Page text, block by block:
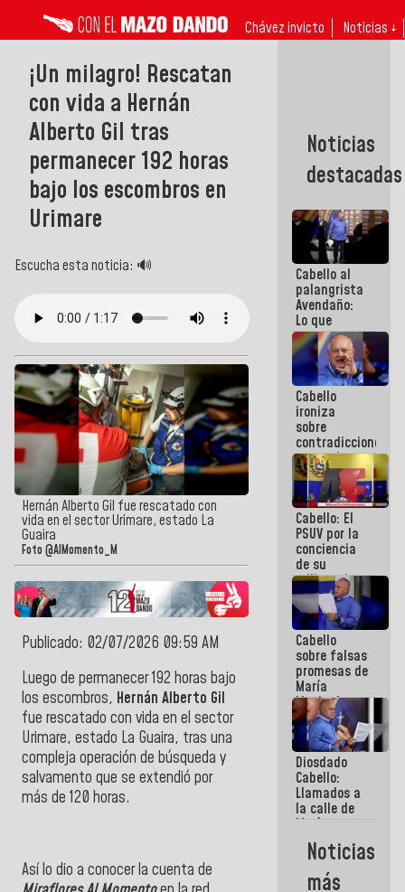
Chávez invicto Noticias ↓
¡Un milagro! Rescatan
con vida a Hernán
Alberto Gil tras
permanecer 192 horas
bajo los escombros en
Urimare
Escucha esta noticia: 🔊
Hernán Alberto Gil fue rescatado con
vida en el sector Urimare, estado La
Guaira
Foto @AlMomento_M
Publicado: 02/07/2026 09:59 AM
Luego de permanecer 192 horas bajo
los escombros, Hernán Alberto Gil
fue rescatado con vida en el sector
Urimare, estado La Guaira, tras una
compleja operación de búsqueda y
salvamento que se extendió por
más de 120 horas.
Así lo dio a conocer la cuenta de
Noticias
destacadas
Cabello al
palangrista
Avendaño:
Lo que
vayas a
escribir
hazlo hoy
por que no
sabemos si
la semana
que viene
hay
programa
Cabello
ironiza
sobre
contradicciones
y mentiras
de María
Machado:
¡Créanle!
Cabello: El
PSUV por la
conciencia
de su
militancia
es la
organización
política más
sólida de
Venezuela
Cabello
sobre falsas
promesas de
María
Machado:
¿Quién le
puede creer?
¿Y la gente
que ella iba
a salvar en
La Guaira?
Diosdado
Cabello:
Llamados a
la calle de
María
Machado se
estrellaron
de frente
contra el
Noticias
más